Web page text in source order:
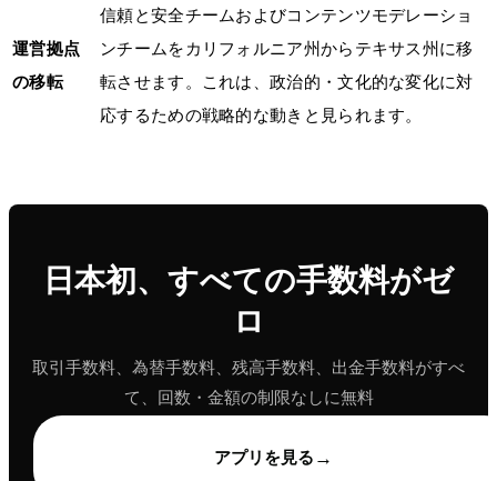
運営拠点
の移転
信頼と安全チームおよびコンテンツモデレーショ
ンチームをカリフォルニア州からテキサス州に移
転させます。これは、政治的・文化的な変化に対
応するための戦略的な動きと見られます。
日本初、すべての手数料がゼ
ロ
取引手数料、為替手数料、残高手数料、出金手数料がすべ
て、回数・金額の制限なしに無料
アプリを見る →